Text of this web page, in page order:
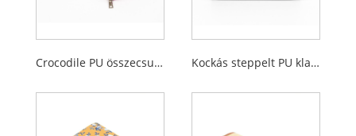
Crocodile PU összecsukható női érme pénztárca cipzáras zsebbel Kockás steppelt PU klasszikus női pénztárca